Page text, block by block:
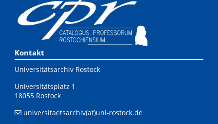
Kontakt
Universitätsarchiv Rostock
Universitätsplatz 1
18055 Rostock
universitaetsarchiv(at)uni-rostock.de